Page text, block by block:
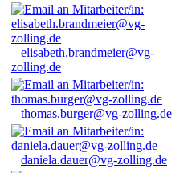
elisabeth.brandmeier@vg-
zolling.de
thomas.burger@vg-zolling.de
daniela.dauer@vg-zolling.de